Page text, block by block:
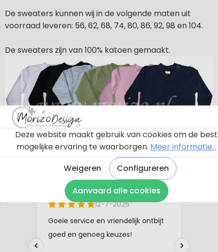
De sweaters kunnen wij in de volgende maten uit
voorraad leveren: 56, 62, 68, 74, 80, 86, 92, 98 en 104.
De sweaters zijn van 100% katoen gemaakt.
Deze website maakt gebruik van cookies om de best
mogelijke ervaring te waarborgen. Meer informatie...
Weigeren
Configureren
Aanvaard alle cookies